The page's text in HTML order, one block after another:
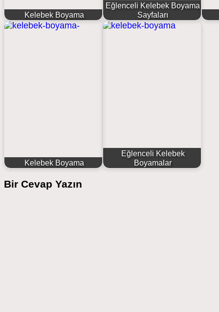
Kelebek Boyama
Eğlenceli Kelebek Boyama
Sayfaları
Kelebek Boyama
Eğlenceli Kelebek
Boyamalar
Bir Cevap Yazın